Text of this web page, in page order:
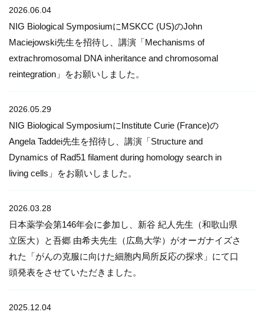
2026.06.04
NIG Biological SymposiumにMSKCC (US)のJohn
Maciejowski先生を招待し、講演「Mechanisms of
extrachromosomal DNA inheritance and chromosomal
reintegration」をお願いしました。
2026.05.29
NIG Biological SymposiumにInstitute Curie (France)の
Angela Taddei先生を招待し、講演「Structure and
Dynamics of Rad51 filament during homology search in
living cells」をお願いしました。
2026.03.28
日本薬学会第146年会に参加し、新谷 紀人先生（和歌山県
立医大）と吾郷 由希夫先生（広島大学）がオーガナイズさ
れた「がんの克服に向けた細胞内局所反応の探求」にて口
頭発表をさせていただきました。
2025.12.04